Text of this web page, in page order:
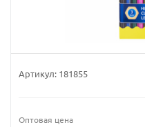
Артикул: 181855
Оптовая цена